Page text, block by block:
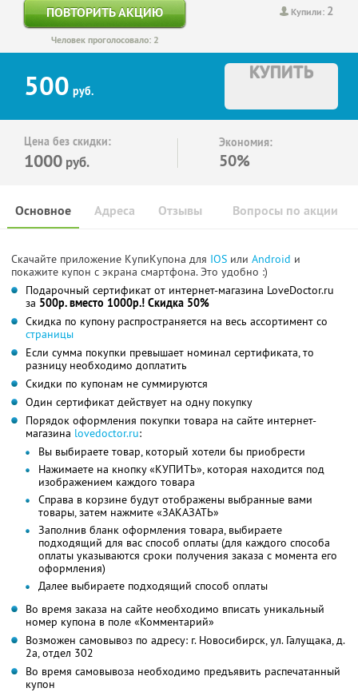
Купили: 2
ПОВТОРИТЬ АКЦИЮ
Человек проголосовало: 2
500 руб.
КУПИТЬ
Цена без скидки:
1000 руб.
Экономия:
50%
Основное Отзывы Вопросы по акции
Адреса
Скачайте приложение КупиКупона для IOS или Android и
покажите купон с экрана смартфона. Это удобно :)
Подарочный сертификат от интернет-магазина LoveDoctor.ru
за 500р. вместо 1000р.! Скидка 50%
Скидка по купону распространяется на весь ассортимент со
страницы
Если сумма покупки превышает номинал сертификата, то
разницу необходимо доплатить
Скидки по купонам не суммируются
Один сертификат действует на одну покупку
Порядок оформления покупки товара на сайте интернет-
магазина lovedoctor.ru:
Вы выбираете товар, который хотели бы приобрести
Нажимаете на кнопку «КУПИТЬ», которая находится под
изображением каждого товара
Справа в корзине будут отображены выбранные вами
товары, затем нажмите «ЗАКАЗАТЬ»
Заполнив бланк оформления товара, выбираете
подходящий для вас способ оплаты (для каждого способа
оплаты указываются сроки получения заказа с момента его
оформления)
Далее выбираете подходящий способ оплаты
Во время заказа на сайте необходимо вписать уникальный
номер купона в поле «Комментарий»
Возможен самовывоз по адресу: г. Новосибирск, ул. Галущака, д.
2а, отдел 302
Во время самовывоза необходимо предъявить распечатанный
купон